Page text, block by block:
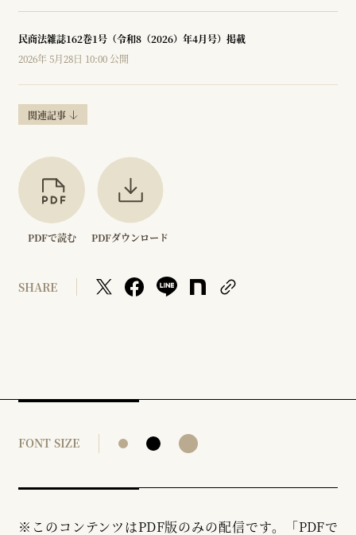
民商法雑誌162巻1号（令和8（2026）年4月号）掲載
2026年 5月28日 10:00 公開
関連記事
PDFで読む PDFダウンロード
SHARE
FONT SIZE
※このコンテンツはPDF版のみの配信です。「PDFで